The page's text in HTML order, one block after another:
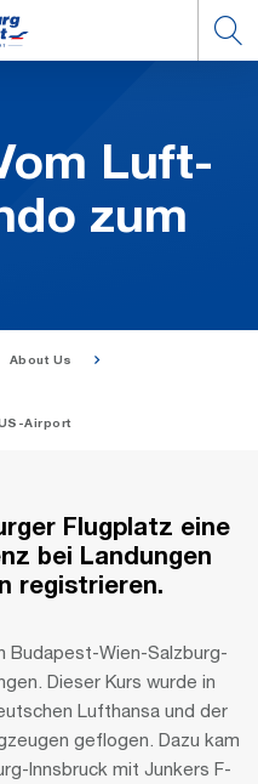
Luft­
zum
About Us
Airport
Flugplatz eine
bei Landungen
registrieren.
Budapest-Wien-Salzburg-
Dieser Kurs wurde in
Lufthansa und der
geflogen. Dazu kam
Innsbruck mit Junkers F-